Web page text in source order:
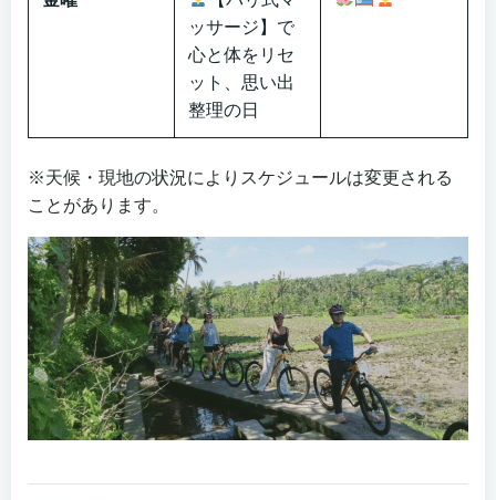
ッサージ】で
心と体をリセ
ット、思い出
整理の日
※天候・現地の状況によりスケジュールは変更される
ことがあります。